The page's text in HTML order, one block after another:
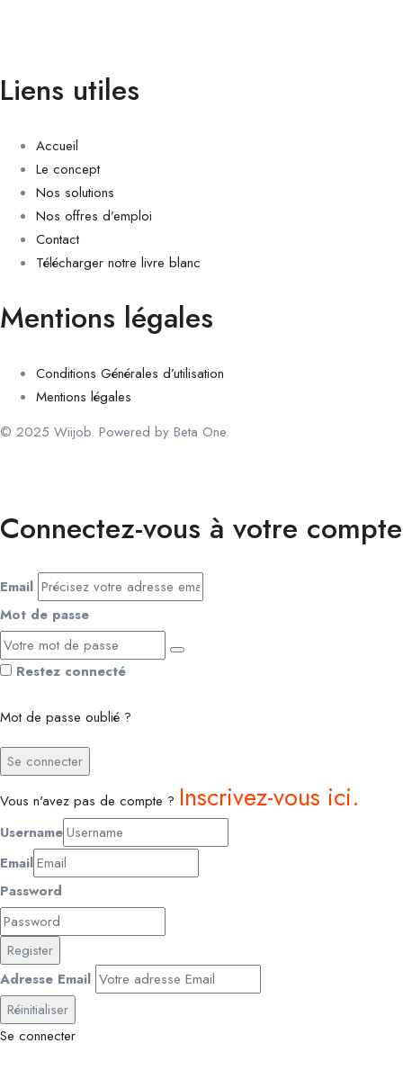
Liens utiles
Accueil
Le concept
Nos solutions
Nos offres d’emploi
Contact
Télécharger notre livre blanc
Mentions légales
Conditions Générales d’utilisation
Mentions légales
© 2025 Wiijob. Powered by Beta One.
Connectez-vous à votre compte
Email
Mot de passe
Restez connecté
Mot de passe oublié ?
Se connecter
Vous n'avez pas de compte ? Inscrivez-vous ici.
Username
Email
Password
Register
Adresse Email
Réinitialiser
Se connecter